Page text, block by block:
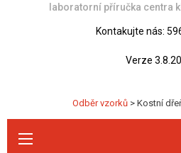
laboratorní příručka centra
Kontakujte nás:
Verze
Odběr vzorků > Kostní